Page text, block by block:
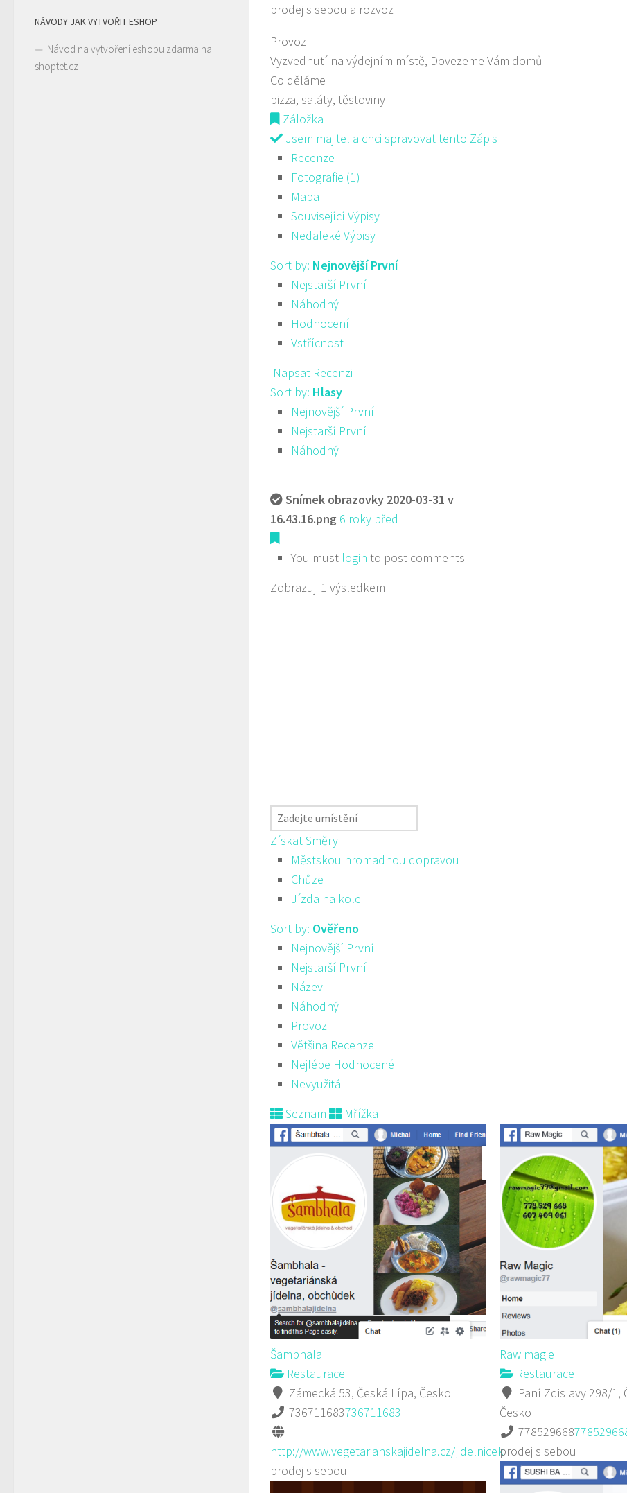
prodej s sebou a rozvoz
Provoz
Vyzvednutí na výdejním místě, Dovezeme Vám domů
Co děláme
pizza, saláty, těstoviny
Záložka
Jsem majitel a chci spravovat tento Zápis
Recenze
Fotografie (1)
Mapa
Související Výpisy
Nedaleké Výpisy
Sort by: Nejnovější První
Nejstarší První
Náhodný
Hodnocení
Vstřícnost
Napsat Recenzi
Sort by: Hlasy
Nejnovější První
Nejstarší První
Náhodný
Snímek obrazovky 2020-03-31 v
16.43.16.png 6 roky před
You must login to post comments
Zobrazuji 1 výsledkem
Získat Směry
Městskou hromadnou dopravou
Chůze
Jízda na kole
Sort by: Ověřeno
Nejnovější První
Nejstarší První
Název
Náhodný
Provoz
Většina Recenze
Nejlépe Hodnocené
Nevyužitá
Seznam
Mřížka
Šambhala
Restaurace
Zámecká 53, Česká Lípa, Česko
736711683736711683
http://www.vegetarianskajidelna.cz/jidelnicek
prodej s sebou
Raw magie
Restaurace
Paní Zdislavy 298/1,
Česko
778529668
prodej s sebou
NÁVODY JAK VYTVOŘIT ESHOP
Návod na vytvoření eshopu zdarma na
shoptet.cz